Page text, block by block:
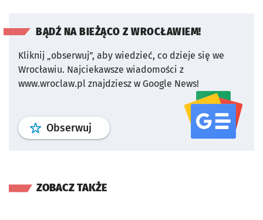
BĄDŹ NA BIEŻĄCO Z WROCŁAWIEM!
Kliknij „obserwuj”, aby wiedzieć, co dzieje się we
Wrocławiu. Najciekawsze wiadomości z
www.wroclaw.pl znajdziesz w Google News!
Obserwuj profil serwisu
ZOBACZ TAKŻE